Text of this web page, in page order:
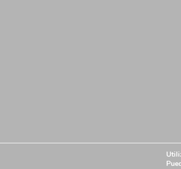
| Todos